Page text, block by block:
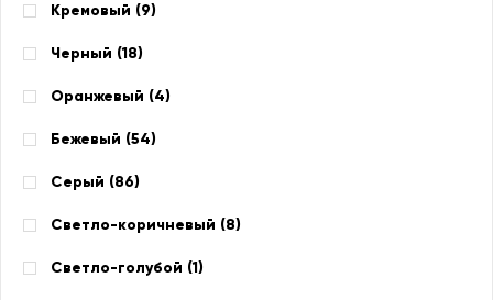
Кремовый (9)
Черный (18)
Оранжевый (4)
Бежевый (54)
Серый (86)
Светло-коричневый (8)
Светло-голубой (1)